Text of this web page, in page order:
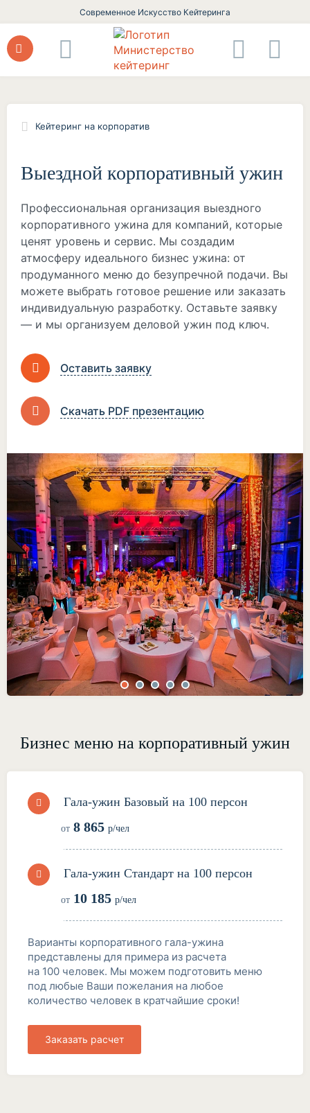
Современное Искусство Кейтеринга
Кейтеринг на корпоратив
Выездной корпоративный ужин
Профессиональная организация выездного
корпоративного ужина для компаний, которые
ценят уровень и сервис. Мы создадим
атмосферу идеального бизнес ужина: от
продуманного меню до безупречной подачи. Вы
можете выбрать готовое решение или заказать
индивидуальную разработку. Оставьте заявку
— и мы организуем деловой ужин под ключ.
Оставить заявку
Скачать PDF презентацию
Бизнес меню на корпоративный ужин
Гала-ужин Базовый на 100 персон
от 8 865 р/чел
Гала-ужин Стандарт на 100 персон
от 10 185 р/чел
Варианты корпоративного гала-ужина
представлены для примера из расчета
на 100 человек. Мы можем подготовить меню
под любые Ваши пожелания на любое
количество человек в кратчайшие сроки!
Заказать расчет